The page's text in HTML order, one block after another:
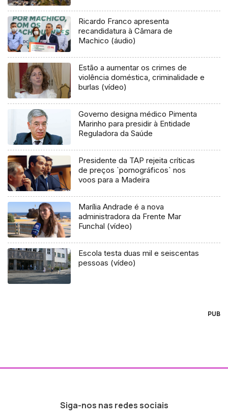
Ricardo Franco apresenta
recandidatura à Câmara de
Machico (áudio)
Estão a aumentar os crimes de
violência doméstica, criminalidade e
burlas (vídeo)
Governo designa médico Pimenta
Marinho para presidir à Entidade
Reguladora da Saúde
Presidente da TAP rejeita críticas
de preços `pornográficos` nos
voos para a Madeira
Marília Andrade é a nova
administradora da Frente Mar
Funchal (vídeo)
Escola testa duas mil e seiscentas
pessoas (vídeo)
PUB
Siga-nos nas redes sociais